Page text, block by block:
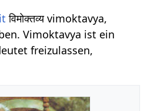
विमोक्तव्य vimoktavya,
Vimoktavya ist ein
freizulassen,